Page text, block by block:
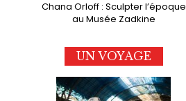
Chana Orloff : Sculpter l’époque
au Musée Zadkine
UN VOYAGE